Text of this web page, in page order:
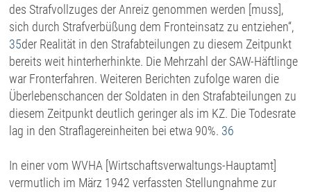
des Strafvollzuges der Anreiz genommen werden [muss],
sich durch Strafverbüßung dem Fronteinsatz zu entziehen“,
35der Realität in den Strafabteilungen zu diesem Zeitpunkt
bereits weit hinterherhinkte. Die Mehrzahl der SAW-Häftlinge
war Fronterfahren. Weiteren Berichten zufolge waren die
Überlebenschancen der Soldaten in den Strafabteilungen zu
diesem Zeitpunkt deutlich geringer als im KZ. Die Todesrate
lag in den Straflagereinheiten bei etwa 90%. 36
In einer vom WVHA [Wirtschaftsverwaltungs-Hauptamt]
vermutlich im März 1942 verfassten Stellungnahme zur